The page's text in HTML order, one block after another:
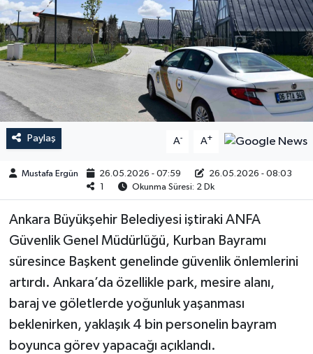
Paylaş A- A+
Mustafa Ergün 26.05.2026 - 07:59
26.05.2026 - 08:03
1
Okunma Süresi: 2 Dk
Ankara Büyükşehir Belediyesi iştiraki ANFA
Güvenlik Genel Müdürlüğü, Kurban Bayramı
süresince Başkent genelinde güvenlik önlemlerini
artırdı. Ankara’da özellikle park, mesire alanı,
baraj ve göletlerde yoğunluk yaşanması
beklenirken, yaklaşık 4 bin personelin bayram
boyunca görev yapacağı açıklandı.